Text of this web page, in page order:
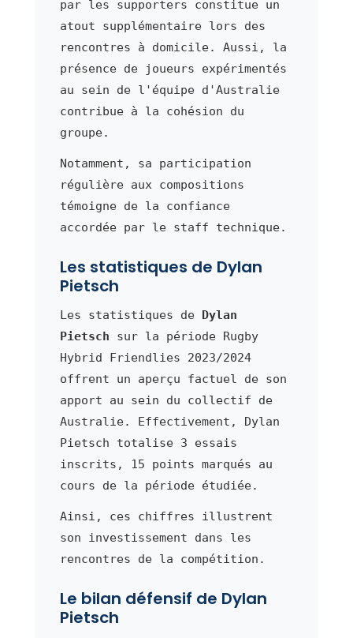
par les supporters constitue un
atout supplémentaire lors des
rencontres à domicile. Aussi, la
présence de joueurs expérimentés
au sein de l'équipe d'Australie
contribue à la cohésion du
groupe.
Notamment, sa participation
régulière aux compositions
témoigne de la confiance
accordée par le staff technique.
Les statistiques de Dylan
Pietsch
Les statistiques de Dylan
Pietsch sur la période Rugby
Hybrid Friendlies 2023/2024
offrent un aperçu factuel de son
apport au sein du collectif de
Australie. Effectivement, Dylan
Pietsch totalise 3 essais
inscrits, 15 points marqués au
cours de la période étudiée.
Ainsi, ces chiffres illustrent
son investissement dans les
rencontres de la compétition.
Le bilan défensif de Dylan
Pietsch